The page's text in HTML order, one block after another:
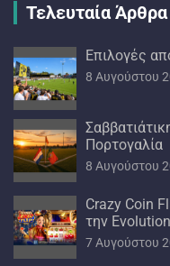
Τελευταία Άρθρα
Επιλογές
8 Αυγούστου
Πορτογαλία
8 Αυγούστου
Crazy Coin
την Evolution
7 Αυγούστου